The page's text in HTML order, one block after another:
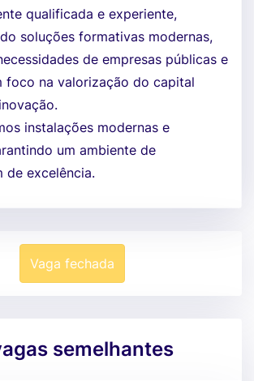
qualificada e experiente,
soluções formativas modernas,
de empresas públicas e
foco na valorização do capital
instalações modernas e
um ambiente de
de excelência.
Vaga fechada
semelhantes